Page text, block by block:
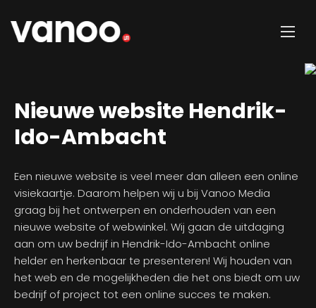
Nieuwe website Hendrik-
Ido-Ambacht
Een nieuwe website is veel meer dan alleen een online
visiekaartje. Daarom helpen wij u bij Vanoo Media
graag bij het ontwerpen en onderhouden van een
nieuwe website of webwinkel. Wij gaan de uitdaging
aan om uw bedrijf in Hendrik-Ido-Ambacht online
helder en herkenbaar te presenteren! Wij houden van
het web en de mogelijkheden die het ons biedt om uw
bedrijf of project tot een online succes te maken.